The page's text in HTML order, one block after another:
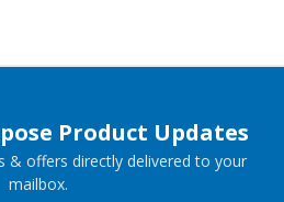
Product Updates
& offers directly delivered to your
mailbox.